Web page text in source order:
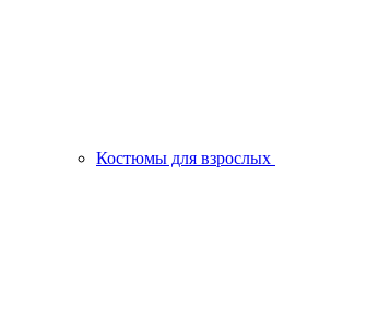
Костюмы для взрослых